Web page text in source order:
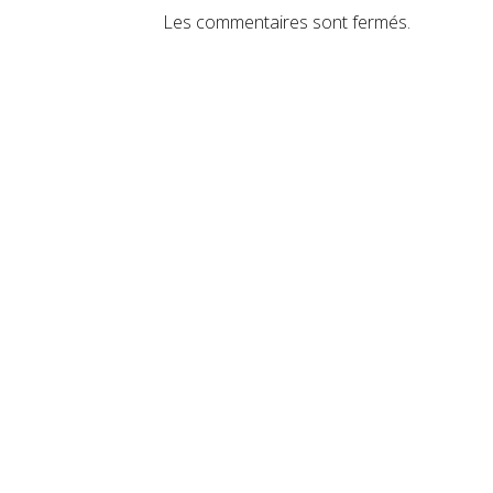
Les commentaires sont fermés.